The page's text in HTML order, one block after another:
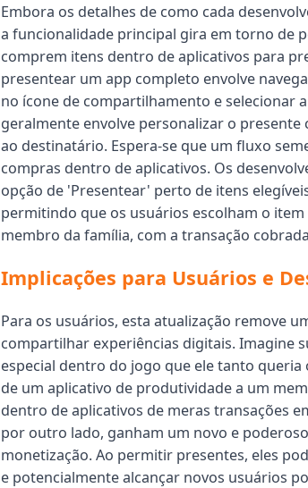
Embora os detalhes de como cada
a funcionalidade principal gira em torno de
comprem itens dentro de aplicativos para
presentear um app completo envolve
no ícone de compartilhamento e selecionar
geralmente envolve personalizar o
ao destinatário. Espera-se que um fluxo
compras dentro de aplicativos. Os
opção de 'Presentear' perto de itens
permitindo que os usuários escolham o
membro da família, com a transação
Implicações para Usuários e
Para os usuários, esta atualização remove
compartilhar experiências digitais. Imagine
especial dentro do jogo que ele tanto
de um aplicativo de produtividade a um
dentro de aplicativos de meras transações
por outro lado, ganham um novo e
monetização. Ao permitir presentes, eles
e potencialmente alcançar novos usuários